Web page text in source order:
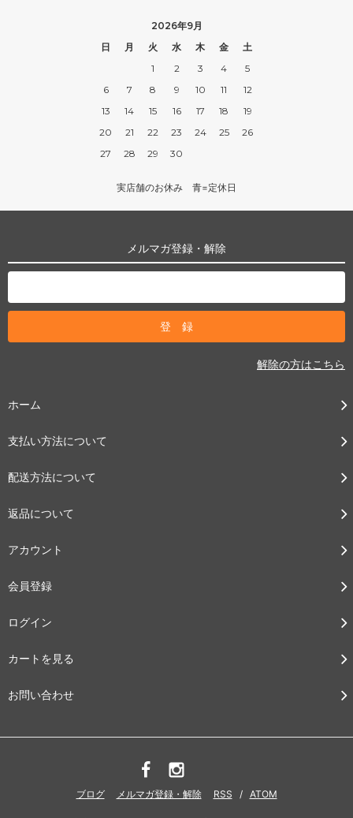
2026年9月
日
月 火 水 木 金
土
1
2 3 4
5
6
7 8 9 10 11
12
13
14 15 16 17 18
19
20
21 22 23 24 25
26
27
28 29 30
実店舗のお休み 青=定休日
メルマガ登録・解除
解除の方はこちら
ホーム
支払い方法について
配送方法について
返品について
アカウント
会員登録
ログイン
カートを見る
お問い合わせ
ブログ メルマガ登録・解除 RSS / ATOM